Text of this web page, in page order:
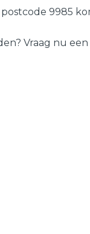
9985
Vraag nu